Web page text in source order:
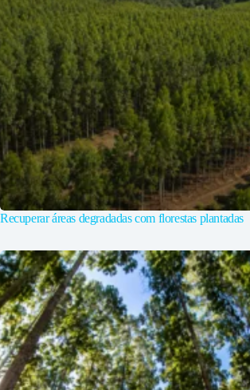
Recuperar áreas degradadas com florestas plantadas